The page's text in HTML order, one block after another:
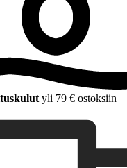
yli 79 € ostoksiin